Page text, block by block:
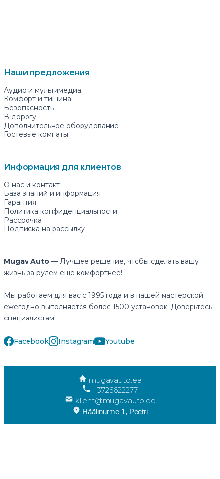
Наши предложения
Аудио и мультимедиа
Комфорт и тишина
Безопасность
В дорогу
Дополнительное оборудование
Гостевые комнаты
Информация для клиентов
О нас и контакт
База знаний и информация
Гарантия
Политика конфиденциальности
Рассрочка
Подписка на рассылку
Mugav Auto — Лучшее решение, чтобы сделать вашу
жизнь за рулём ещё комфортнее!
Мы работаем для вас с 1995 года и в нашей мастерской
ежегодно выполняется более 1500 установок. Доверьтесь
специалистам!
Facebook Instagram Youtube
mugavauto.ee
+3726622277
klient@mugavauto.ee
Häälinurme 1, Peetri